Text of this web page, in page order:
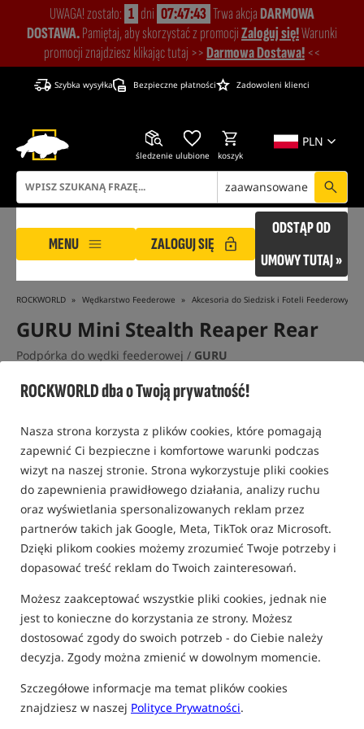
ROCKWORLD dba o Twoją prywatność!
Nasza strona korzysta z plików cookies, które pomagają
zapewnić Ci bezpieczne i komfortowe warunki podczas
wizyt na naszej stronie. Strona wykorzystuje pliki cookies
do zapewnienia prawidłowego działania, analizy ruchu
oraz wyświetlania spersonalizowanych reklam przez
partnerów takich jak Google, Meta, TikTok oraz Microsoft.
Dzięki plikom cookies możemy zrozumieć Twoje potrzeby i
dopasować treść reklam do Twoich zainteresowań.
Możesz zaakceptować wszystkie pliki cookies, jednak nie
jest to konieczne do korzystania ze strony. Możesz
dostosować zgody do swoich potrzeb - do Ciebie należy
decyzja. Zgody można zmienić w dowolnym momencie.
Szczegółowe informacje ma temat plików cookies
znajdziesz w naszej Polityce Prywatności.
UWAGA! zostało: 1 dni 07:47:42 Trwa akcjaDARMOWA
DOSTAWA.Pamiętaj, aby skorzystać z promocjiZaloguj się!Warunki
promocji znajdziesz klikając tutaj >>Darmowa Dostawa! <<
Szybka wysyłka Bezpieczne płatności Zadowoleni klienci
PLN
śledzenie ulubione koszyk
zaawansowane
MENU ZALOGUJ SIĘ
ODSTĄP OD
UMOWY TUTAJ »
ROCKWORLD Wędkarstwo Feederowe Akcesoria do Siedzisk i Foteli Feederowych
GURU Mini Stealth Reaper Rear
Podpórka do wędki feederowej / GURU
0,0
Promocja